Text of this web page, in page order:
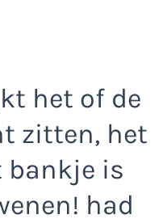
het of de
zitten, het
bankje is
had